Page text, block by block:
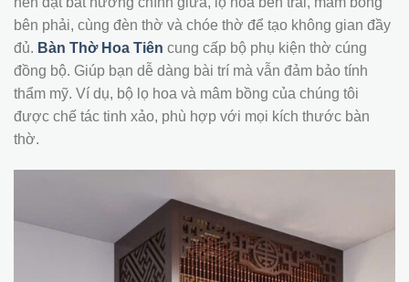
bên phải, cùng đèn thờ và chóe thờ để tạo không gian đầy
đủ. Bàn Thờ Hoa Tiên cung cấp bộ phụ kiện thờ cúng
đồng bộ. Giúp bạn dễ dàng bài trí mà vẫn đảm bảo tính
thẩm mỹ. Ví dụ, bộ lọ hoa và mâm bồng của chúng tôi
được chế tác tinh xảo, phù hợp với mọi kích thước bàn
thờ.